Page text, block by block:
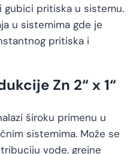
gubici pritiska u sistemu.
u sistemima gde je
pritiska i
Zn 2“ x 1“
široku primenu u
sistemima. Može se
vode, grejne